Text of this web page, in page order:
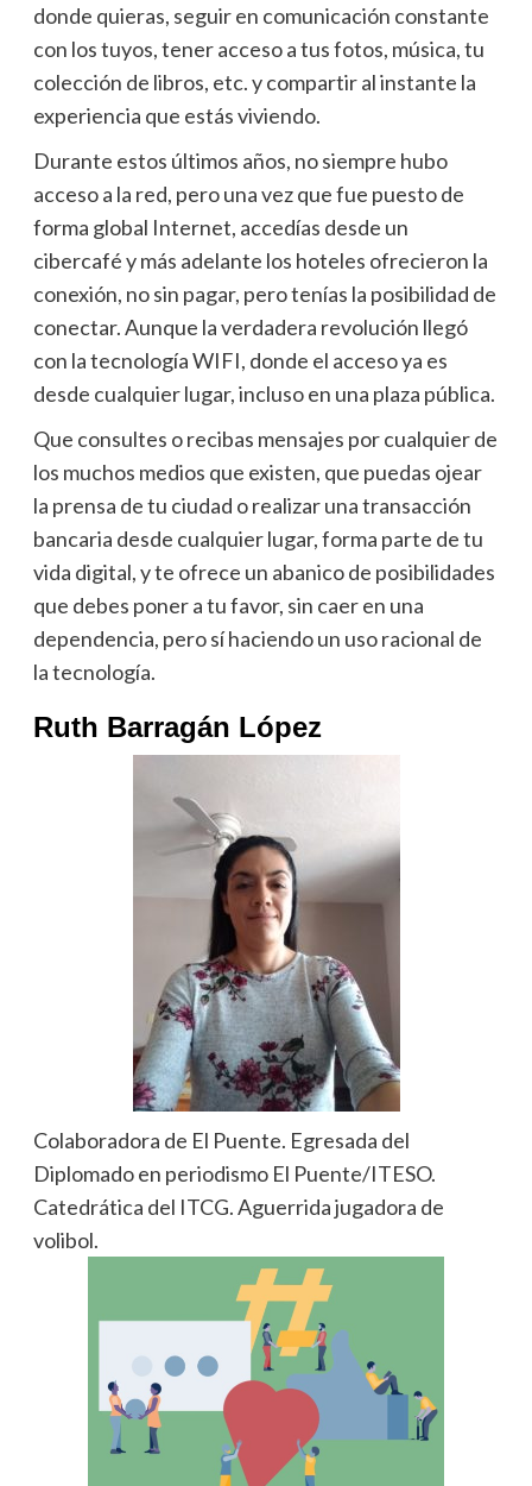
donde quieras, seguir en comunicación constante
con los tuyos, tener acceso a tus fotos, música, tu
colección de libros, etc. y compartir al instante la
experiencia que estás viviendo.
Durante estos últimos años, no siempre hubo
acceso a la red, pero una vez que fue puesto de
forma global Internet, accedías desde un
cibercafé y más adelante los hoteles ofrecieron la
conexión, no sin pagar, pero tenías la posibilidad de
conectar. Aunque la verdadera revolución llegó
con la tecnología WIFI, donde el acceso ya es
desde cualquier lugar, incluso en una plaza pública.
Que consultes o recibas mensajes por cualquier de
los muchos medios que existen, que puedas ojear
la prensa de tu ciudad o realizar una transacción
bancaria desde cualquier lugar, forma parte de tu
vida digital, y te ofrece un abanico de posibilidades
que debes poner a tu favor, sin caer en una
dependencia, pero sí haciendo un uso racional de
la tecnología.
Ruth Barragán López
Colaboradora de El Puente. Egresada del
Diplomado en periodismo El Puente/ITESO.
Catedrática del ITCG. Aguerrida jugadora de
volibol.